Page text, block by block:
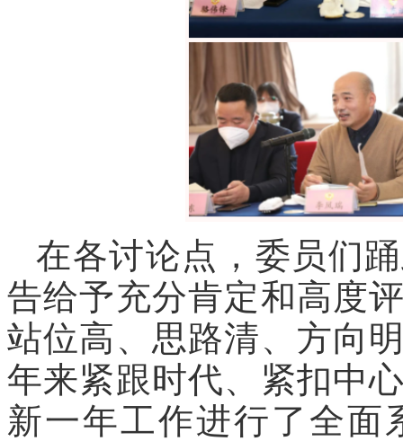
在各讨论点，委员们
告给予充分肯定和高度
站位高、思路清、方向
年来紧跟时代、紧扣中
新一年工作进行了全面